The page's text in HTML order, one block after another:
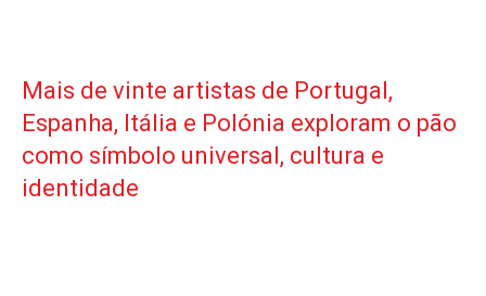
Publicidade
Voz da Solidariedade
Mais de vinte artistas de Portugal,
Espanha, Itália e Polónia exploram o pão
como símbolo universal, cultura e
identidade